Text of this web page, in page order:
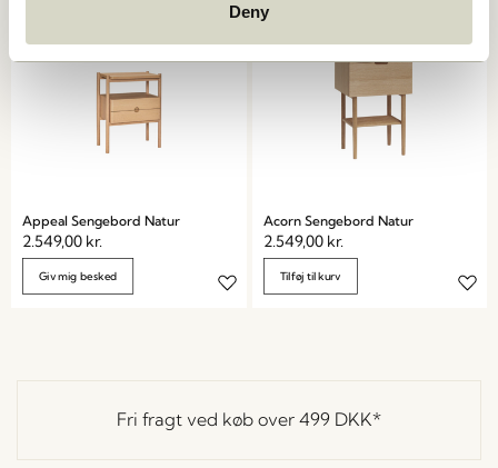
Deny
Appeal Sengebord Natur
2.549,00 kr.
Giv mig besked
Acorn Sengebord Natur
2.549,00 kr.
Tilføj til kurv
Fri fragt ved køb over 499 DKK*